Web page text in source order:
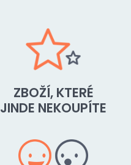
ZBOŽÍ, KTERÉ
JINDE NEKOUPÍTE